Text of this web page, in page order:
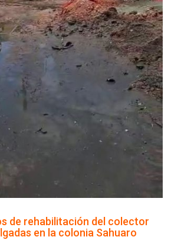
de rehabilitación del colector
en la colonia Sahuaro